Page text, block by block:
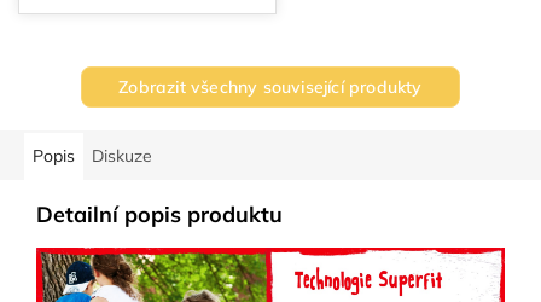
Zobrazit všechny související produkty
Popis Diskuze
Detailní popis produktu